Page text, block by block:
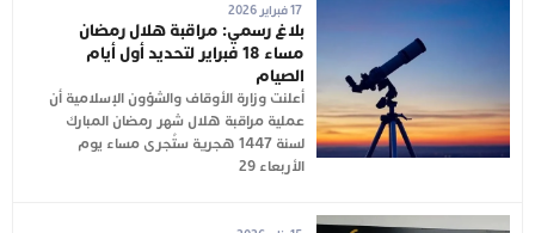
17 فبراير 2026
بلاغ رسمي: مراقبة هلال رمضان
مساء 18 فبراير لتحديد أول أيام
الصيام
أعلنت وزارة الأوقاف والشؤون الإسلامية أن
عملية مراقبة هلال شهر رمضان المبارك
لسنة 1447 هجرية ستُجرى مساء يوم
الأربعاء 29